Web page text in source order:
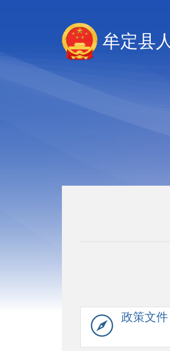
牟定县
政策文件